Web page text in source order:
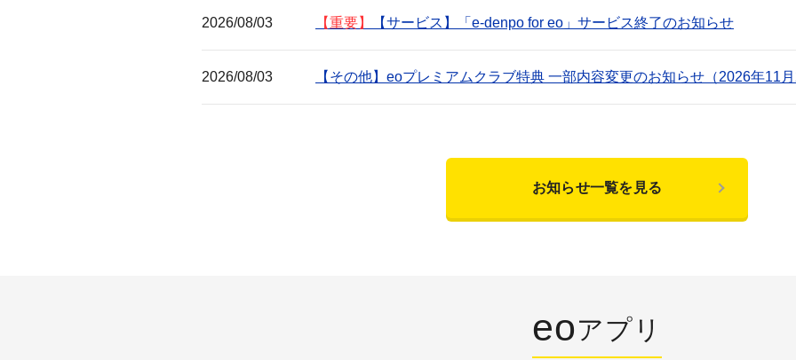
2026/08/03 【重要】 【サービス】「e-denpo for eo」サービス終了のお知らせ
2026/08/03 【その他】eoプレミアムクラブ特典 一部内容変更のお知らせ（2026年11月
お知らせ一覧を見る
eoアプリ